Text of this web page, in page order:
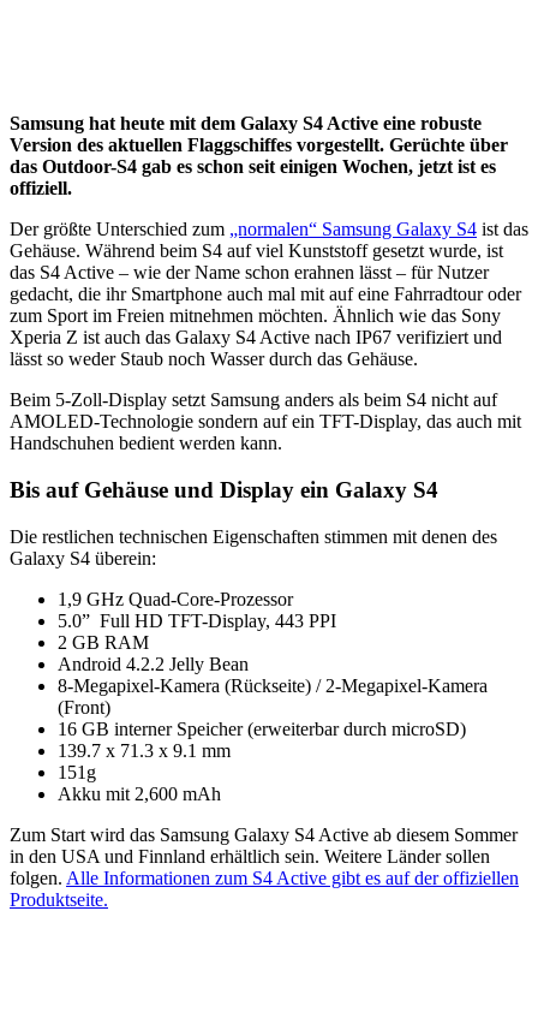
Samsung hat heute mit dem Galaxy S4 Active eine robuste
Version des aktuellen Flaggschiffes vorgestellt. Gerüchte über
das Outdoor-S4 gab es schon seit einigen Wochen, jetzt ist es
offiziell.
Der größte Unterschied zum „normalen“ Samsung Galaxy S4 ist das
Gehäuse. Während beim S4 auf viel Kunststoff gesetzt wurde, ist
das S4 Active – wie der Name schon erahnen lässt – für Nutzer
gedacht, die ihr Smartphone auch mal mit auf eine Fahrradtour oder
zum Sport im Freien mitnehmen möchten. Ähnlich wie das Sony
Xperia Z ist auch das Galaxy S4 Active nach IP67 verifiziert und
lässt so weder Staub noch Wasser durch das Gehäuse.
Beim 5-Zoll-Display setzt Samsung anders als beim S4 nicht auf
AMOLED-Technologie sondern auf ein TFT-Display, das auch mit
Handschuhen bedient werden kann.
Bis auf Gehäuse und Display ein Galaxy S4
Die restlichen technischen Eigenschaften stimmen mit denen des
Galaxy S4 überein:
1,9 GHz Quad-Core-Prozessor
5.0” Full HD TFT-Display, 443 PPI
2 GB RAM
Android 4.2.2 Jelly Bean
8-Megapixel-Kamera (Rückseite) / 2-Megapixel-Kamera
(Front)
16 GB interner Speicher (erweiterbar durch microSD)
139.7 x 71.3 x 9.1 mm
151g
Akku mit 2,600 mAh
Zum Start wird das Samsung Galaxy S4 Active ab diesem Sommer
in den USA und Finnland erhältlich sein. Weitere Länder sollen
folgen. Alle Informationen zum S4 Active gibt es auf der offiziellen
Produktseite.